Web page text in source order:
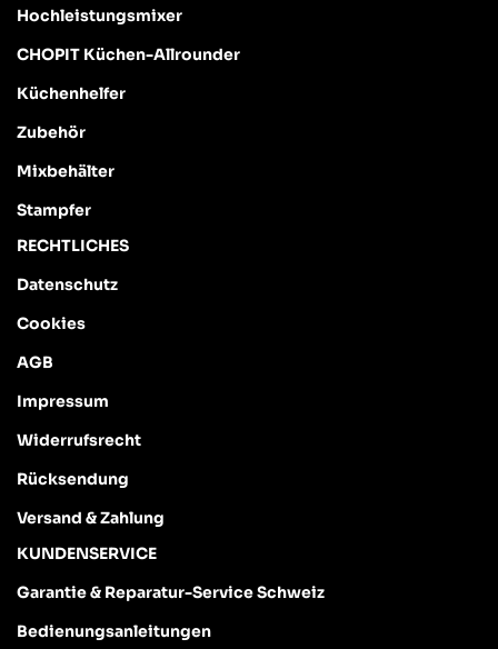
Hochleistungsmixer
CHOPIT Küchen-Allrounder
Küchenhelfer
Zubehör
Mixbehälter
Stampfer
RECHTLICHES
Datenschutz
Cookies
AGB
Impressum
Widerrufsrecht
Rücksendung
Versand & Zahlung
KUNDENSERVICE
Garantie & Reparatur-Service Schweiz
Bedienungsanleitungen